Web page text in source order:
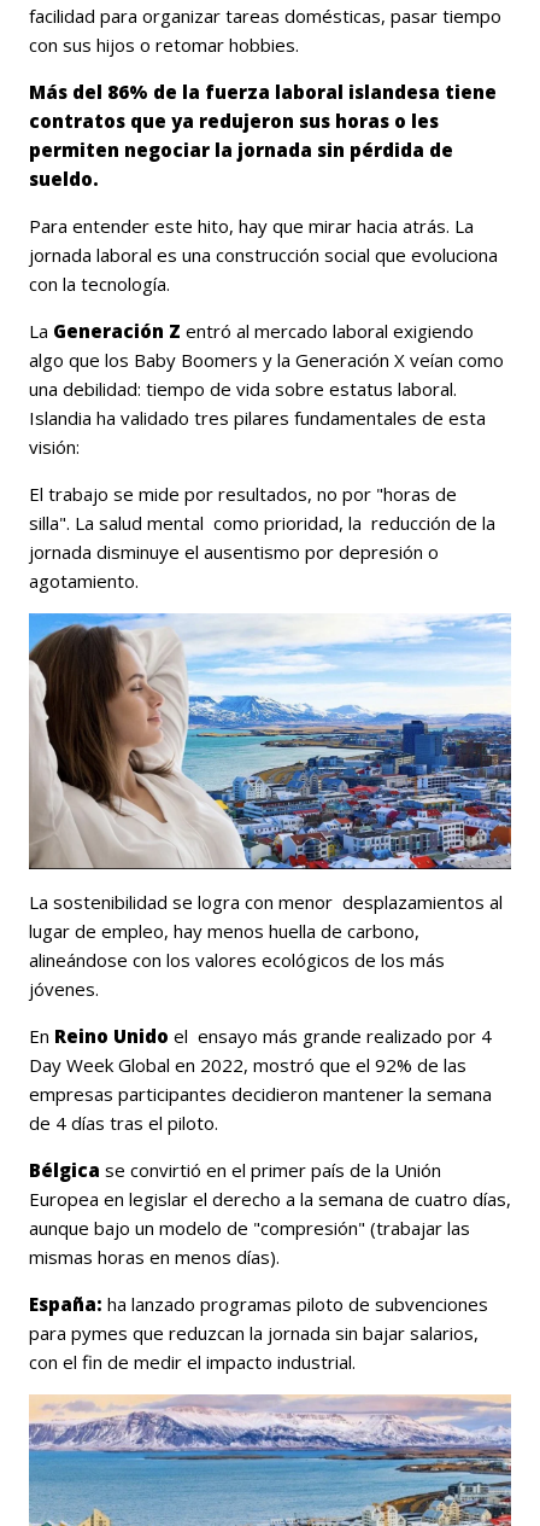
facilidad para organizar tareas domésticas, pasar tiempo
con sus hijos o retomar hobbies.
Más del 86% de la fuerza laboral islandesa tiene
contratos que ya redujeron sus horas o les
permiten negociar la jornada sin pérdida de
sueldo.
Para entender este hito, hay que mirar hacia atrás. La
jornada laboral es una construcción social que evoluciona
con la tecnología.
La Generación Z entró al mercado laboral exigiendo
algo que los Baby Boomers y la Generación X veían como
una debilidad: tiempo de vida sobre estatus laboral.
Islandia ha validado tres pilares fundamentales de esta
visión:
El trabajo se mide por resultados, no por "horas de
silla". La salud mental como prioridad, la reducción de la
jornada disminuye el ausentismo por depresión o
agotamiento.
La sostenibilidad se logra con menor desplazamientos al
lugar de empleo, hay menos huella de carbono,
alineándose con los valores ecológicos de los más
jóvenes.
En Reino Unido el ensayo más grande realizado por 4
Day Week Global en 2022, mostró que el 92% de las
empresas participantes decidieron mantener la semana
de 4 días tras el piloto.
Bélgica se convirtió en el primer país de la Unión
Europea en legislar el derecho a la semana de cuatro días,
aunque bajo un modelo de "compresión" (trabajar las
mismas horas en menos días).
España: ha lanzado programas piloto de subvenciones
para pymes que reduzcan la jornada sin bajar salarios,
con el fin de medir el impacto industrial.